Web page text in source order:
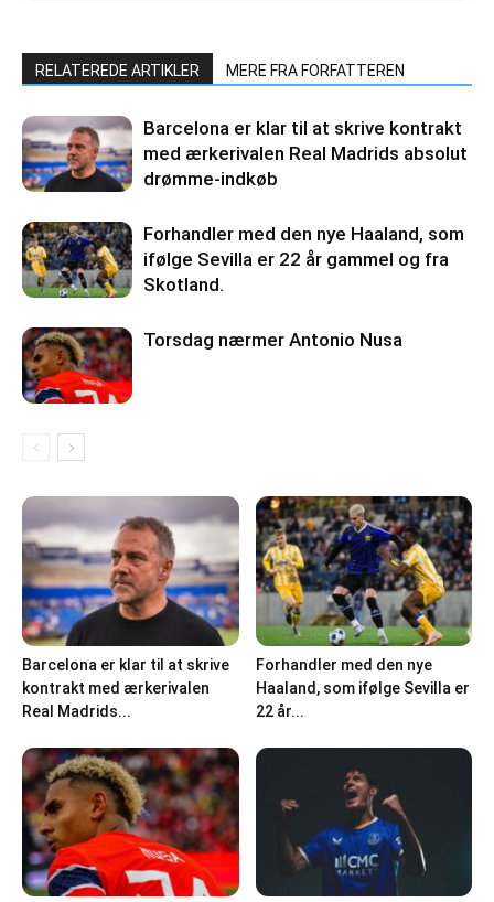
RELATEREDE ARTIKLER MERE FRA FORFATTEREN
Barcelona er klar til at skrive kontrakt
med ærkerivalen Real Madrids absolut
drømme-indkøb
Forhandler med den nye Haaland, som
ifølge Sevilla er 22 år gammel og fra
Skotland.
Torsdag nærmer Antonio Nusa
Barcelona er klar til at skrive
kontrakt med ærkerivalen
Real Madrids...
Forhandler med den nye
Haaland, som ifølge Sevilla er
22 år...